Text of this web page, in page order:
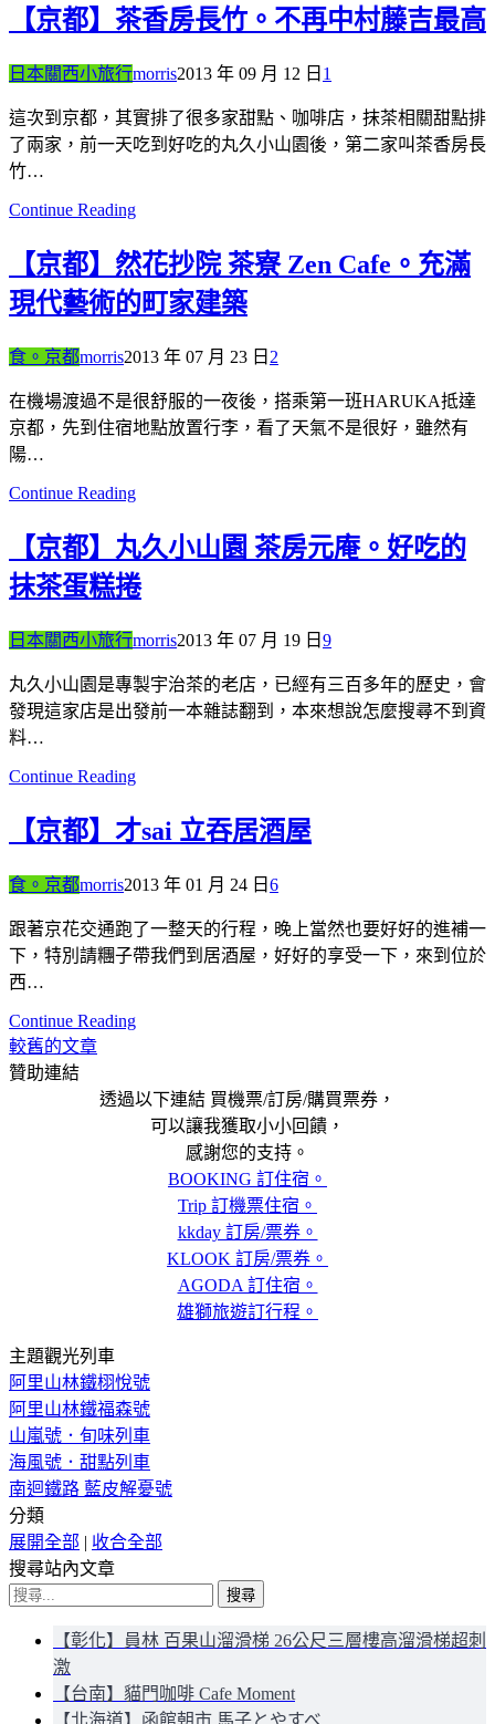
【京都】茶香房長竹。不再中村藤吉最高
日本關西小旅行morris2013 年 09 月 12 日 1
這次到京都，其實排了很多家甜點、咖啡店，抹茶相關甜點排
了兩家，前一天吃到好吃的丸久小山園後，第二家叫茶香房長
竹…
Continue Reading
【京都】然花抄院 茶寮 Zen Cafe。充滿
現代藝術的町家建築
食。京都morris2013 年 07 月 23 日 2
在機場渡過不是很舒服的一夜後，搭乘第一班HARUKA抵達
京都，先到住宿地點放置行李，看了天氣不是很好，雖然有
陽…
Continue Reading
【京都】丸久小山園 茶房元庵。好吃的
抹茶蛋糕捲
日本關西小旅行morris2013 年 07 月 19 日 9
丸久小山園是專製宇治茶的老店，已經有三百多年的歷史，會
發現這家店是出發前一本雜誌翻到，本來想說怎麼搜尋不到資
料…
Continue Reading
【京都】才sai 立吞居酒屋
食。京都morris2013 年 01 月 24 日 6
跟著京花交通跑了一整天的行程，晚上當然也要好好的進補一
下，特別請糰子帶我們到居酒屋，好好的享受一下，來到位於
西…
Continue Reading
文
章
較舊的文章
贊助連結
透過以下連結 買機票/訂房/購買票券，
可以讓我獲取小小回饋，
感謝您的支持。
BOOKING 訂住宿。
Trip 訂機票住宿。
kkday 訂房/票券。
KLOOK 訂房/票券。
AGODA 訂住宿。
雄獅旅遊訂行程。
主題觀光列車
阿里山林鐵栩悅號
阿里山林鐵福森號
山嵐號．旬味列車
海風號．甜點列車
南迴鐵路 藍皮解憂號
分類
展開全部 | 收合全部
搜尋站內文章
搜
【彰化】員林 百果山溜滑梯 26公尺三層樓高溜滑梯超刺
激
【台南】貓門咖啡 Cafe Moment
【北海道】函館朝市 馬子とやすべ